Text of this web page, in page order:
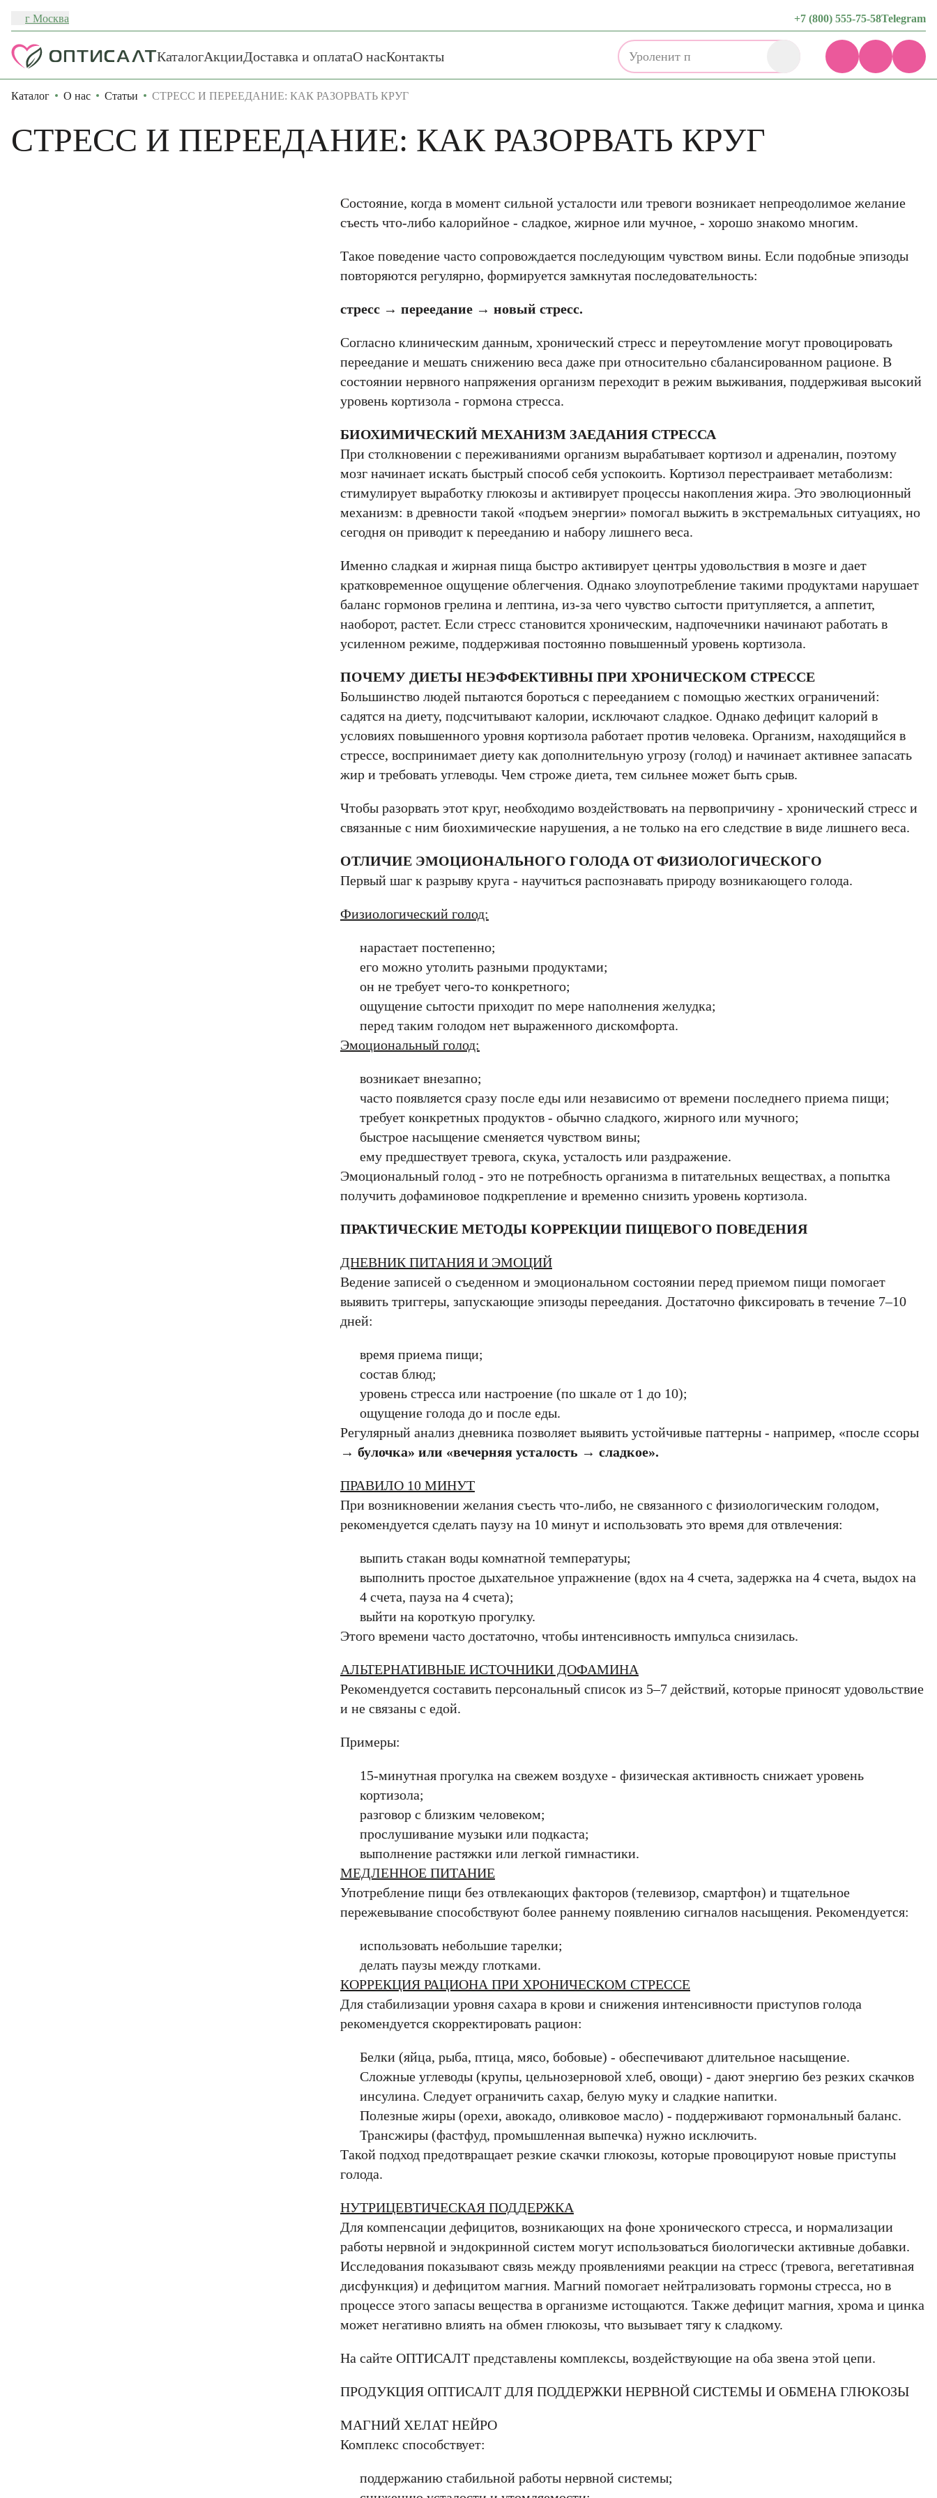
г Москва +7 (800) 555-75-58Telegram
Обу
КаталогАкцииДоставка и оплатаО насКонтакты
Каталог О нас Статьи СТРЕСС И ПЕРЕЕДАНИЕ: КАК РАЗОРВАТЬ КРУГ
СТРЕСС И ПЕРЕЕДАНИЕ: КАК РАЗОРВАТЬ КРУГ
Состояние, когда в момент сильной усталости или тревоги возникает непреодолимое желание
съесть что-либо калорийное - сладкое, жирное или мучное, - хорошо знакомо многим.
Такое поведение часто сопровождается последующим чувством вины. Если подобные эпизоды
повторяются регулярно, формируется замкнутая последовательность:
стресс → переедание → новый стресс.
Согласно клиническим данным, хронический стресс и переутомление могут провоцировать
переедание и мешать снижению веса даже при относительно сбалансированном рационе. В
состоянии нервного напряжения организм переходит в режим выживания, поддерживая высокий
уровень кортизола - гормона стресса.
БИОХИМИЧЕСКИЙ МЕХАНИЗМ ЗАЕДАНИЯ СТРЕССА
При столкновении с переживаниями организм вырабатывает кортизол и адреналин, поэтому
мозг начинает искать быстрый способ себя успокоить. Кортизол перестраивает метаболизм:
стимулирует выработку глюкозы и активирует процессы накопления жира. Это эволюционный
механизм: в древности такой «подъем энергии» помогал выжить в экстремальных ситуациях, но
сегодня он приводит к перееданию и набору лишнего веса.
Именно сладкая и жирная пища быстро активирует центры удовольствия в мозге и дает
кратковременное ощущение облегчения. Однако злоупотребление такими продуктами нарушает
баланс гормонов грелина и лептина, из-за чего чувство сытости притупляется, а аппетит,
наоборот, растет. Если стресс становится хроническим, надпочечники начинают работать в
усиленном режиме, поддерживая постоянно повышенный уровень кортизола.
ПОЧЕМУ ДИЕТЫ НЕЭФФЕКТИВНЫ ПРИ ХРОНИЧЕСКОМ СТРЕССЕ
Большинство людей пытаются бороться с перееданием с помощью жестких ограничений:
садятся на диету, подсчитывают калории, исключают сладкое. Однако дефицит калорий в
условиях повышенного уровня кортизола работает против человека. Организм, находящийся в
стрессе, воспринимает диету как дополнительную угрозу (голод) и начинает активнее запасать
жир и требовать углеводы. Чем строже диета, тем сильнее может быть срыв.
Чтобы разорвать этот круг, необходимо воздействовать на первопричину - хронический стресс и
связанные с ним биохимические нарушения, а не только на его следствие в виде лишнего веса.
ОТЛИЧИЕ ЭМОЦИОНАЛЬНОГО ГОЛОДА ОТ ФИЗИОЛОГИЧЕСКОГО
Первый шаг к разрыву круга - научиться распознавать природу возникающего голода.
Физиологический голод:
нарастает постепенно;
его можно утолить разными продуктами;
он не требует чего-то конкретного;
ощущение сытости приходит по мере наполнения желудка;
перед таким голодом нет выраженного дискомфорта.
Эмоциональный голод:
возникает внезапно;
часто появляется сразу после еды или независимо от времени последнего приема пищи;
требует конкретных продуктов - обычно сладкого, жирного или мучного;
быстрое насыщение сменяется чувством вины;
ему предшествует тревога, скука, усталость или раздражение.
Эмоциональный голод - это не потребность организма в питательных веществах, а попытка
получить дофаминовое подкрепление и временно снизить уровень кортизола.
ПРАКТИЧЕСКИЕ МЕТОДЫ КОРРЕКЦИИ ПИЩЕВОГО ПОВЕДЕНИЯ
ДНЕВНИК ПИТАНИЯ И ЭМОЦИЙ
Ведение записей о съеденном и эмоциональном состоянии перед приемом пищи помогает
выявить триггеры, запускающие эпизоды переедания. Достаточно фиксировать в течение 7–10
дней:
время приема пищи;
состав блюд;
уровень стресса или настроение (по шкале от 1 до 10);
ощущение голода до и после еды.
Регулярный анализ дневника позволяет выявить устойчивые паттерны - например, «после ссоры
→ булочка» или «вечерняя усталость → сладкое».
ПРАВИЛО 10 МИНУТ
При возникновении желания съесть что-либо, не связанного с физиологическим голодом,
рекомендуется сделать паузу на 10 минут и использовать это время для отвлечения:
выпить стакан воды комнатной температуры;
выполнить простое дыхательное упражнение (вдох на 4 счета, задержка на 4 счета, выдох на
4 счета, пауза на 4 счета);
выйти на короткую прогулку.
Этого времени часто достаточно, чтобы интенсивность импульса снизилась.
АЛЬТЕРНАТИВНЫЕ ИСТОЧНИКИ ДОФАМИНА
Рекомендуется составить персональный список из 5–7 действий, которые приносят удовольствие
и не связаны с едой.
Примеры:
15-минутная прогулка на свежем воздухе - физическая активность снижает уровень
кортизола;
разговор с близким человеком;
прослушивание музыки или подкаста;
выполнение растяжки или легкой гимнастики.
МЕДЛЕННОЕ ПИТАНИЕ
Употребление пищи без отвлекающих факторов (телевизор, смартфон) и тщательное
пережевывание способствуют более раннему появлению сигналов насыщения. Рекомендуется:
использовать небольшие тарелки;
делать паузы между глотками.
КОРРЕКЦИЯ РАЦИОНА ПРИ ХРОНИЧЕСКОМ СТРЕССЕ
Для стабилизации уровня сахара в крови и снижения интенсивности приступов голода
рекомендуется скорректировать рацион:
Белки (яйца, рыба, птица, мясо, бобовые) - обеспечивают длительное насыщение.
Сложные углеводы (крупы, цельнозерновой хлеб, овощи) - дают энергию без резких скачков
инсулина. Следует ограничить сахар, белую муку и сладкие напитки.
Полезные жиры (орехи, авокадо, оливковое масло) - поддерживают гормональный баланс.
Трансжиры (фастфуд, промышленная выпечка) нужно исключить.
Такой подход предотвращает резкие скачки глюкозы, которые провоцируют новые приступы
голода.
НУТРИЦЕВТИЧЕСКАЯ ПОДДЕРЖКА
Для компенсации дефицитов, возникающих на фоне хронического стресса, и нормализации
работы нервной и эндокринной систем могут использоваться биологически активные добавки.
Исследования показывают связь между проявлениями реакции на стресс (тревога, вегетативная
дисфункция) и дефицитом магния. Магний помогает нейтрализовать гормоны стресса, но в
процессе этого запасы вещества в организме истощаются. Также дефицит магния, хрома и цинка
может негативно влиять на обмен глюкозы, что вызывает тягу к сладкому.
На сайте ОПТИСАЛТ представлены комплексы, воздействующие на оба звена этой цепи.
ПРОДУКЦИЯ ОПТИСАЛТ ДЛЯ ПОДДЕРЖКИ НЕРВНОЙ СИСТЕМЫ И ОБМЕНА ГЛЮКОЗЫ
МАГНИЙ ХЕЛАТ НЕЙРО
Комплекс способствует:
поддержанию стабильной работы нервной системы;
пользовательского соглашения
политикой конфиденциальности.
КУПИТЬ ОТМЕНИТЬ
Код подтверждения
Введите корректное значение
Ваш город
СОХРАНИТЬ ОТМЕНИТЬ
Email
пользовательского соглашения
политикой конфиденциальности.
КУПИТЬ ОТМЕНИТЬ
Email
пользовательского соглашения
КУПИТЬ ОТМЕНИТЬ